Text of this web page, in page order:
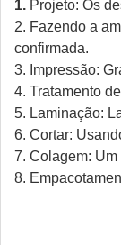
1. Projeto: Os
2. Fazendo a
confirmada.
3. Impressão:
4. Tratamento
5. Laminação:
6. Cortar:
7. Colagem:
8.